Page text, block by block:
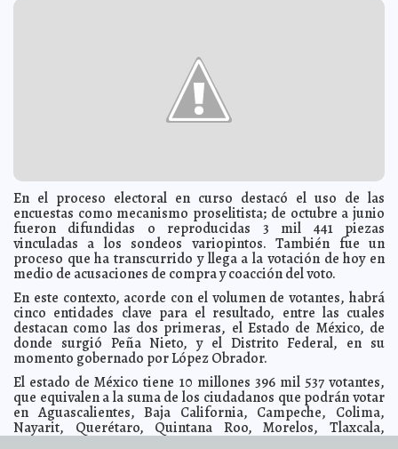
La Ópera de Bayreuth, patrimonio de la humanidad
Devuelven por correo Dalí robado
Que hablen los tribunales
Desarrollan vacuna contra el tabaquismo
2012-07-02 10:14:55 La cumbre de Gates sobre anticoncepción enriquecerá
a las agrupaciones abortistas y de control demográfico
Guillermo Barrera
Fernandez
2012-07-02 10:12:51 Asesinan a 17 cristianos en Kenia A7
2012-07-02 10:05:37 El Presidente felicita en cadena nacional a Peña Nieto
2012-07-02 10:03:36 Josefina: 'No hay permiso para el desaliento' A7
2012-07-02 10:01:41 Al Qaeda planea estrellar un avión en Londres durante
los JJ. OO. A7
2012-07-02 10:01:29 Wise es la sensación del momento en la calle
Barrera Fernandez
2012-07-02 09:57:53 Los cienciólogos son 'repulsivos': Rupert Murdoch A7
2012-07-02 09:46:40 Pagan empleo temporal a damnificados en Oaxaca,
Puebla y Tlaxcala Guillermo Barrera Fernandez
En el proceso electoral en curso destacó el uso de las
encuestas como mecanismo proselitista; de octubre a junio
fueron difundidas o reproducidas 3 mil 441 piezas
vinculadas a los sondeos variopintos. También fue un
proceso que ha transcurrido y llega a la votación de hoy en
medio de acusaciones de compra y coacción del voto.
En este contexto, acorde con el volumen de votantes, habrá
cinco entidades clave para el resultado, entre las cuales
destacan como las dos primeras, el Estado de México, de
donde surgió Peña Nieto, y el Distrito Federal, en su
momento gobernado por López Obrador.
El estado de México tiene 10 millones 396 mil 537 votantes,
que equivalen a la suma de los ciudadanos que podrán votar
en Aguascalientes, Baja California, Campeche, Colima,
Nayarit, Querétaro, Quintana Roo, Morelos, Tlaxcala,
Durango y Yucatán.